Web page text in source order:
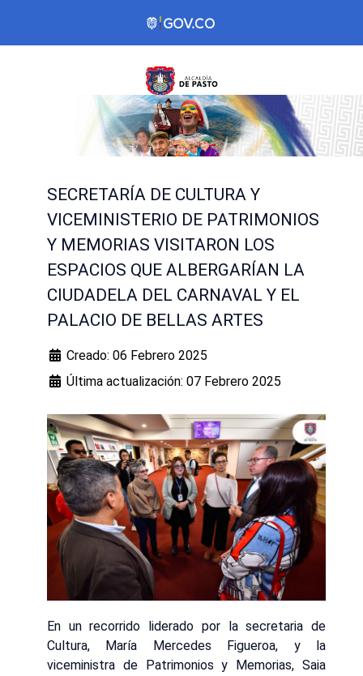
SECRETARÍA DE CULTURA Y
VICEMINISTERIO DE PATRIMONIOS
Y MEMORIAS VISITARON LOS
ESPACIOS QUE ALBERGARÍAN LA
CIUDADELA DEL CARNAVAL Y EL
PALACIO DE BELLAS ARTES
Creado: 06 Febrero 2025
Última actualización: 07 Febrero 2025
En un recorrido liderado por la secretaria de
Cultura, María Mercedes Figueroa, y la
viceministra de Patrimonios y Memorias, Saia